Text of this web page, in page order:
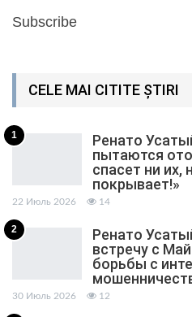
Subscribe
CELE MAI CITITE ȘTIRI
1
Ренато
пытаются
спасет ни их,
покрывает!»
22 Июль 2026 14
2
Ренато
встречу с
борьбы с
30 Июль 2026 12